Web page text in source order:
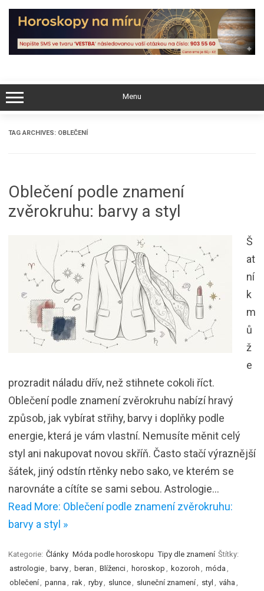
Skip
content
Menu
TAG ARCHIVES: OBLEČENÍ
Oblečení podle znamení
zvěrokruhu: barvy a styl
Š
at
ní
k
m
ů
ž
e
prozradit náladu dřív, než stihnete cokoli říct.
Oblečení podle znamení zvěrokruhu nabízí hravý
způsob, jak vybírat střihy, barvy i doplňky podle
energie, která je vám vlastní. Nemusíte měnit celý
styl ani nakupovat novou skříň. Často stačí výraznější
šátek, jiný odstín rtěnky nebo sako, ve kterém se
narovnáte a cítíte se sami sebou. Astrologie…
Read More: Oblečení podle znamení zvěrokruhu:
barvy a styl »
Kategorie: Články Móda podle horoskopu Tipy dle znamení Štítky:
astrologie
barvy beran Blíženci horoskop kozoroh móda
oblečení
panna rak ryby slunce sluneční znamení styl váha